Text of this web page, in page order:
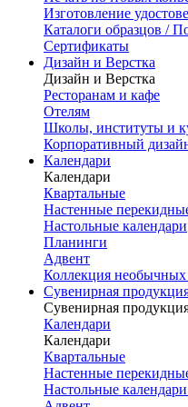
Изготовление
Каталоги образцов /
Сертификаты
Дизайн и Верстка
Дизайн и Верстка
Ресторанам и кафе
Отелям
Школы, институты и
Корпоративный
Календари
Календари
Квартальные
Настенные
Настольные календари
Планинги
Адвент
Коллекция необычных
Сувенирная
Сувенирная
Календари
Календари
Квартальные
Настенные
Настольные